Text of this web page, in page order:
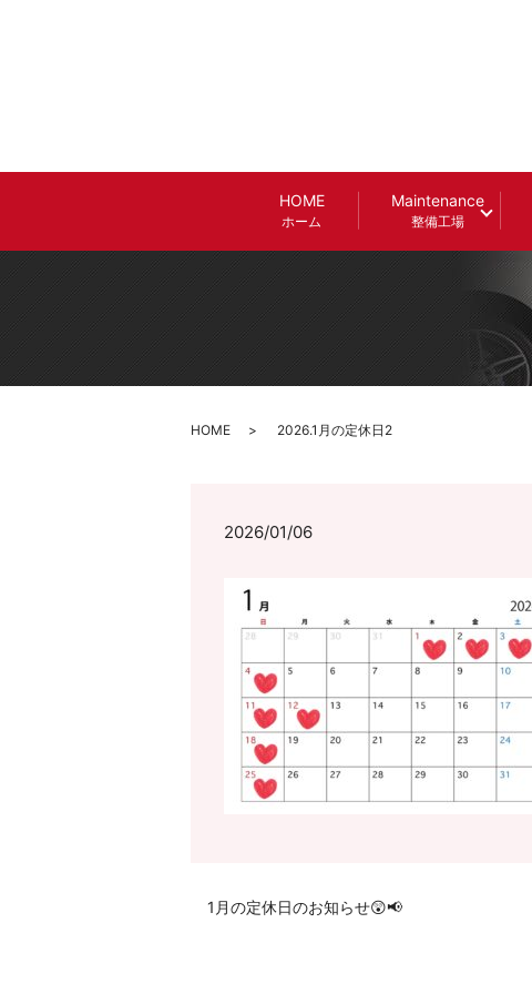
HOME
ホーム
Maintenance
整備工場
HOME 2026.1月の定休日2
2026/01/06
1月の定休日のお知らせ😲📢